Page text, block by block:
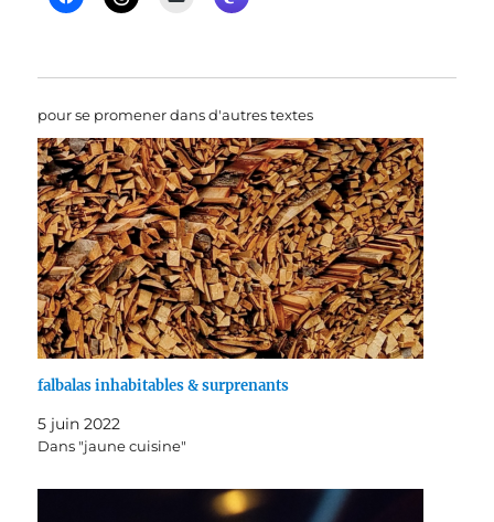
pour se promener dans d'autres textes
falbalas inhabitables & surprenants
5 juin 2022
Dans "jaune cuisine"